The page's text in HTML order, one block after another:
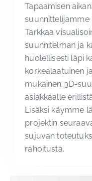
Tapaamisen
suunnittelijamme
Tarkkaa
suunnitelman ja
huolellisesti läpi
korkealaatuinen
mukainen. 3D-
asiakkaalle
Lisäksi käymme
projektin
sujuvan
rahoitusta.